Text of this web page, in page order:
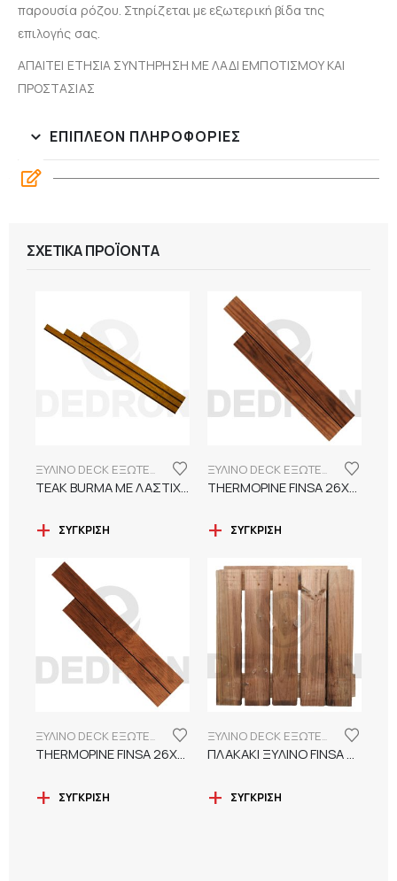
παρουσία ρόζου. Στηρίζεται με εξωτερική βίδα της
επιλογής σας.
ΑΠΑΙΤΕΙ ΕΤΗΣΙΑ ΣΥΝΤΗΡΗΣΗ ΜΕ ΛΑΔΙ ΕΜΠΟΤΙΣΜΟΥ ΚΑΙ
ΠΡΟΣΤΑΣΙΑΣ
ΕΠΙΠΛΈΟΝ ΠΛΗΡΟΦΟΡΊΕΣ
ΣΧΕΤΙΚΆ ΠΡΟΪΌΝΤΑ
ΞΥΛΙΝΟ DECK ΕΞΩΤΕΡΙΚΟΥ ΧΩΡΟΥ
TEAK BURMA ΜΕ ΛΑΣΤΙΧΟ ΣΤΕΝΗ ΓΡΑΜΜΗ 15Χ55Χ(1400-1600)
ΣΎΓΚΡΙΣΗ
ΞΥΛΙΝΟ DECK ΕΞΩΤΕΡΙΚΟΥ ΧΩΡΟΥ
THERMOPINE FINSA 26Χ100X2400 ΛΕΙΟ ΧΩΡΙΣ ΛΟΥΚΙ DECK ΕΞΩΤΕΡΙΚΟΥ ΧΩΡΟΥ
ΣΎΓΚΡΙΣΗ
ΞΥΛΙΝΟ DECK ΕΞΩΤΕΡΙΚΟΥ ΧΩΡΟΥ
THERMOPINE FINSA 26Χ100X2400 ΧΤΕΝΙ ΧΩΡΙΣ ΛΟΥΚΙ DECK ΕΞΩΤΕΡΙΚΟΥ ΧΩΡΟΥ
ΣΎΓΚΡΙΣΗ
ΞΥΛΙΝΟ DECK ΕΞΩΤΕΡΙΚΟΥ ΧΩΡΟΥ
ΠΛΑΚΑΚΙ ΞΥΛΙΝΟ FINSA 4*50*50 (4τμχ/m2)
ΣΎΓΚΡΙΣΗ